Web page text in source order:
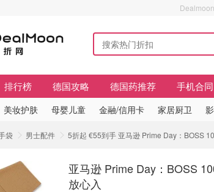
排行榜 德国攻略 德国药推荐 手机合同
美妆护肤 母婴儿童 金融/信用卡 家居厨卫
袋 男士配件 5折起 €55到手 亚马逊 Prime Day：BOSS
亚马逊 Prime Day：BOSS
放心入